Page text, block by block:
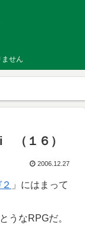
せん
（１６）
2006.12.27
」にはまって
うなRPGだ。